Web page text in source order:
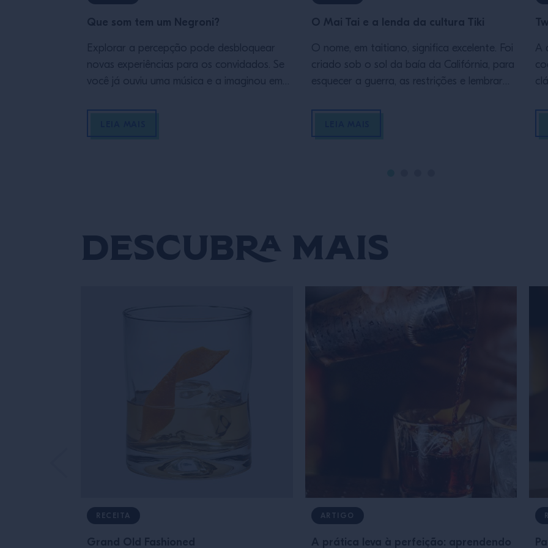
Que som tem um Negroni?
Explorar a percepção pode desbloquear
novas experiências para os convidados. Se
você já ouviu uma música e a imaginou em
O Mai Tai e a lenda da cultura Tiki
O nome, em taitiano, significa excelente. Foi
criado sob o sol da baía da Califórnia, para
esquecer a guerra, as restrições e lembrar
A
Descubra mais
RECEITA
Grand Old Fashioned
ARTIGO
A prática leva à perfeição: aprendendo